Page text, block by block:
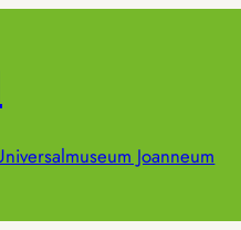
Joanneum